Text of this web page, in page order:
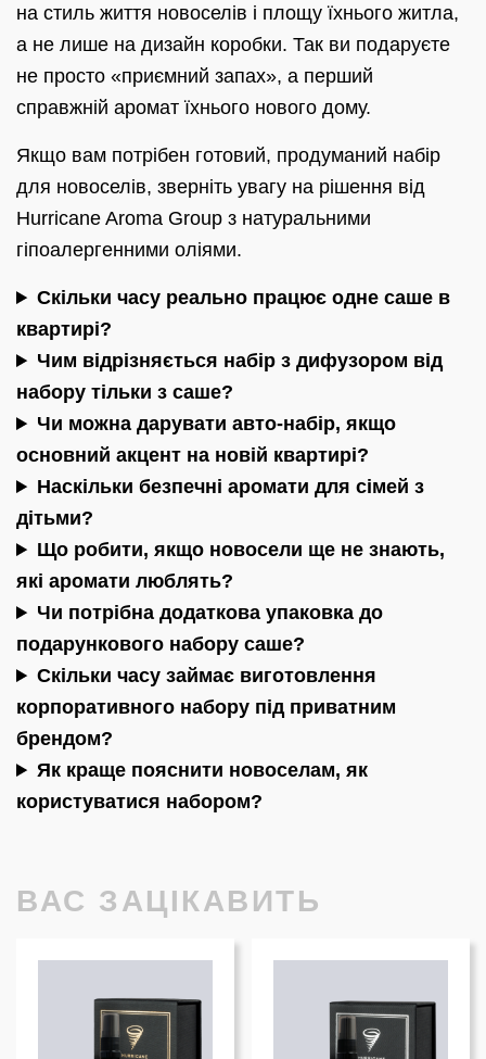
на стиль життя новоселів і площу їхнього житла,
а не лише на дизайн коробки. Так ви подаруєте
не просто «приємний запах», а перший
справжній аромат їхнього нового дому.
Якщо вам потрібен готовий, продуманий набір
для новоселів, зверніть увагу на рішення від
Hurricane Aroma Group з натуральними
гіпоалергенними оліями.
Скільки часу реально працює одне саше в
квартирі?
Чим відрізняється набір з дифузором від
набору тільки з саше?
Чи можна дарувати авто-набір, якщо
основний акцент на новій квартирі?
Наскільки безпечні аромати для сімей з
дітьми?
Що робити, якщо новосели ще не знають,
які аромати люблять?
Чи потрібна додаткова упаковка до
подарункового набору саше?
Скільки часу займає виготовлення
корпоративного набору під приватним
брендом?
Як краще пояснити новоселам, як
користуватися набором?
ВАС ЗАЦІКАВИТЬ